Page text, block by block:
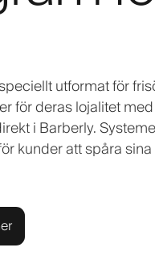
utformat för
för deras lojalitet
i Barberly.
kunder att spåra